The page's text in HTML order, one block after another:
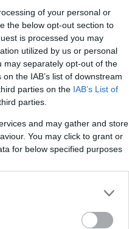
of your personal or
the below opt-out section to
is processed you may
utilized by us or personal
may separately opt-out of the
the IAB’s list of downstream
parties on the IAB’s List of
parties.
and may gather and store
You may click to grant or
for below specified purposes
la